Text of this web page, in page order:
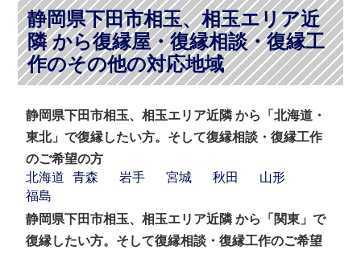
静岡県下田市相玉、相玉エリア近
隣 から復縁屋・復縁相談・復縁工
作のその他の対応地域
静岡県下田市相玉、相玉エリア近隣 から「北海道・
東北」で復縁したい方。そして復縁相談・復縁工作
のご希望の方
北海道
青森 岩手 宮城 秋田
山形
福島
静岡県下田市相玉、相玉エリア近隣 から「関東」で
復縁したい方。そして復縁相談・復縁工作のご希望